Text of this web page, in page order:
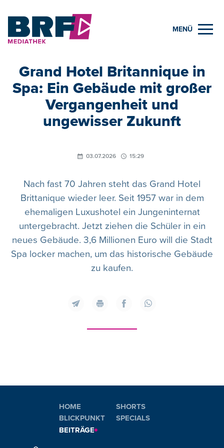
MENÜ
Grand Hotel Britannique in
Spa: Ein Gebäude mit großer
Vergangenheit und
ungewisser Zukunft
03.07.2026 15:29
Nach fast 70 Jahren steht das Grand Hotel
Brittanique wieder leer. Seit 1957 war in dem
ehemaligen Luxushotel ein Jungeninternat
untergebracht. Jetzt ziehen die Schüler in ein
neues Gebäude. 3,6 Millionen Euro will die Stadt
Spa locker machen, um das historische Gebäude
zu kaufen.
HOME
BLICKPUNKT
BEITRÄGE
SHORTS
SPECIALS